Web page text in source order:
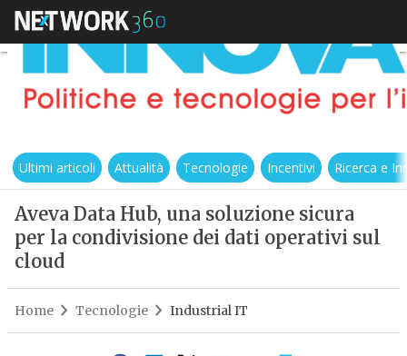
Ultimi articoli Attualità Tecnologie Incentivi Ricerca e
Aveva Data Hub, una soluzione sicura
per la condivisione dei dati operativi sul
cloud
Home Tecnologie Industrial IT